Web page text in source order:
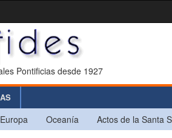
Pontificias desde 1927
Europa Oceanía Actos de la Santa